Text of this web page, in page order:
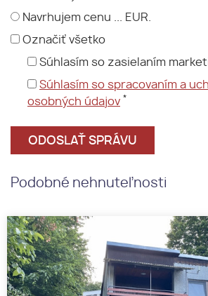
Navrhujem cenu ... EUR.
Označiť všetko
Súhlasím so zasielaním
Súhlasím so spracovaním a
osobných údajov *
Podobné nehnuteľnosti